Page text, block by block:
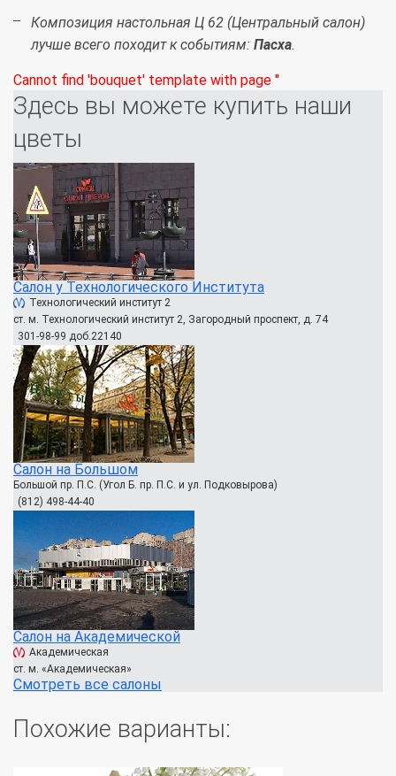
Композиция настольная Ц 62 (Центральный салон)
лучше всего походит к событиям: Пасха.
Cannot find 'bouquet' template with page ''
Здесь вы можете купить наши
цветы
Салон у Технологического Института
Технологический институт 2
ст. м. Технологический институт 2, Загородный проспект, д. 74
301-98-99 доб.22140
Салон на Большом
Большой пр. П.С. (Угол Б. пр. П.С. и ул. Подковырова)
(812) 498-44-40
Салон на Академической
Академическая
ст. м. «Академическая»
Смотреть все салоны
Похожие варианты: